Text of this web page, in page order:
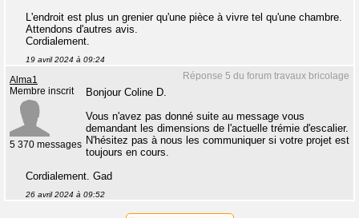
L'endroit est plus un grenier qu'une pièce à vivre tel qu'une chambre.
Attendons d'autres avis.
Cordialement.
19 avril 2024 à 09:24
Réponse 5 du forum travaux bricolage
Alma1
Membre inscrit
5 370 messages
Bonjour Coline D.
Vous n'avez pas donné suite au message vous
demandant les dimensions de l'actuelle trémie d'escalier.
N'hésitez pas à nous les communiquer si votre projet est
toujours en cours.
Cordialement. Gad
26 avril 2024 à 09:52